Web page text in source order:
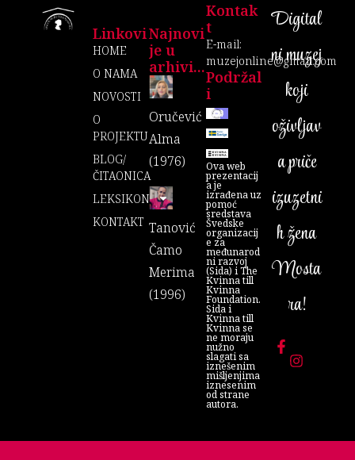
Linkovi
HOME
O NAMA
NOVOSTI
O
PROJEKTU
BLOG/
ČITAONICA
LEKSIKON
KONTAKT
Najnovi
je u
arhivi...
Oručević
Alma
(1976)
Tanović
Čamo
Merima
(1996)
Kontak
T
E-mail:
muzejonline@gmail.com
Podržal
I
Ova web
prezentacij
a je
izrađena uz
pomoć
sredstava
Švedske
organizacij
e za
međunarod
ni razvoj
(Sida) i The
Kvinna till
Kvinna
Foundation.
Sida i
Kvinna till
Kvinna se
ne moraju
nužno
slagati sa
iznešenim
mišljenjima
iznesenim
od strane
autora.
Digital
ni muzej
koji
oživljav
a priče
izuzetni
h žena
Mosta
ra!